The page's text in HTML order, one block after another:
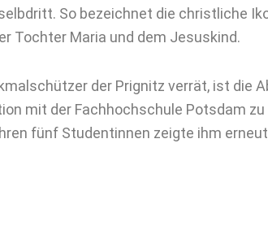
So bezeichnet die christliche
Tochter Maria und dem Jesuskind.
der Prignitz verrät, ist die
mit der Fachhochschule Potsdam
fünf Studentinnen zeigte ihm